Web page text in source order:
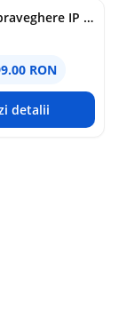
Sistem supraveghere IP WiFi 6 cu panou solar Imou Full Color AOV AIR 2, 2 camere, 5MP, slot card, microfon/difuzor, IR/lumina alba 15m, 5000mAh, detectie om/vehicul, sirena
RON
detalii